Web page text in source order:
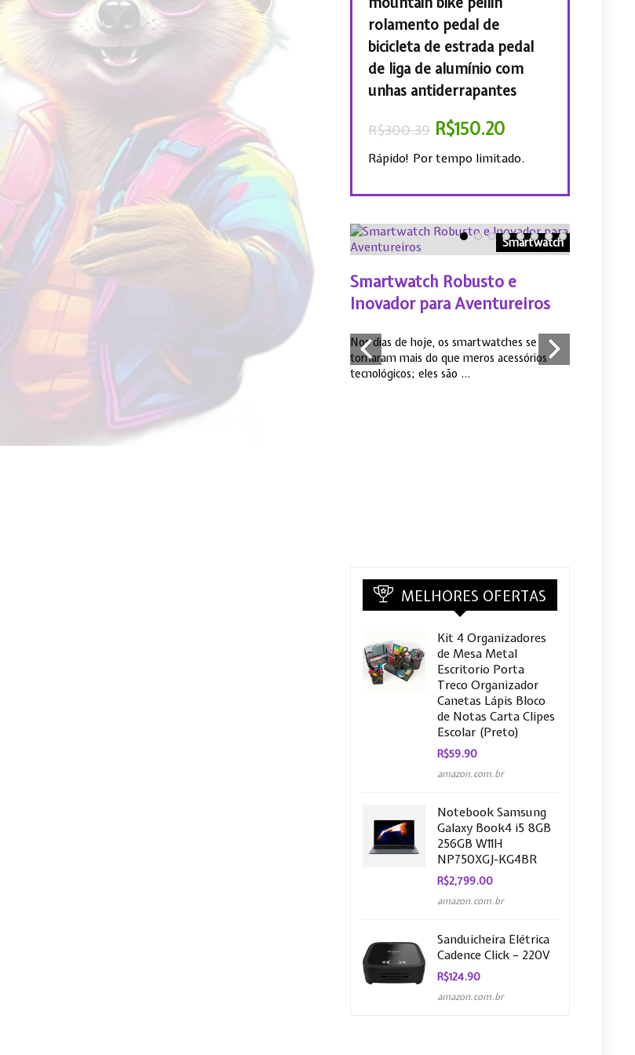
íris, BTT, 31.8, 34.9
R$ 29.20
Rápido! Por tempo limitado.
Leve e Ventilado, Proteção
para a Cabeça, Capacete de
Bicicleta MTB com Visor
Solar
154.72 R$74.26
Rápido! Por tempo limitado.
rolamento pedal de
bicicleta de estrada pedal
de liga de alumínio com
unhas antiderrapantes
R$300.39 R$150.20
Rápido! Por tempo limitado.
Fones de ouvido
Como escolher e comprar
Fones de Ouvido Bluetooth
Comprar fones de ouvido Bluetooth pode
parecer uma tarefa simples, mas com a
variedade de opções ...
Smartwatch
Smartwatch Robusto e
Inovador para Aventureiros
Nos dias de hoje, os smartwatches se
tornaram mais do que meros acessórios
tecnológicos; eles são ...
MELHORES OFERTAS
Kit 4 Organizadores
de Mesa Metal
Escritorio Porta
Treco Organizador
Canetas Lápis Bloco
de Notas Carta Clipes
Escolar (Preto)
R$59.90
amazon.com.br
Notebook Samsung
Galaxy Book4 i5 8GB
256GB W11H
NP750XGJ-KG4BR
R$2,799.00
amazon.com.br
Sanduicheira Elétrica
Cadence Click – 220V
R$124.90
amazon.com.br